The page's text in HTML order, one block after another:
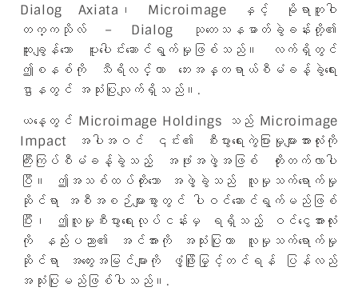
Dialog Axiata၊ Microimage နှင့် မိုရာတူဝါ
တက္ကသိုလ် – Dialog သုတေသနဓာတ်ခွဲခန်းတို့၏
ထူးချွန်သော ပူးပေါင်းဆောင်ရွက်မှုဖြစ်သည်။ လက်ရှိတွင်
ဤစနစ်ကို သီရိလင်္ကာ ဘေးအန္တရာယ်စီမံခန့်ခွဲရေး
ဌာနတွင် အသုံးပြုလျက်ရှိသည်။.
ယနေ့တွင် Microimage Holdings သည် Microimage
Impact အပါအဝင် ၎င်း၏ စီးပွားရေးကွဲပြားမှုများအားလုံးကို
ကြီးကြပ်စီမံခန့်ခွဲသည့် အဖုံးအဖွဲ့အဖြစ် တိုးတက်လာပါ
ပြီ။ ဤအသစ်ထပ်တိုးသော အဖွဲ့ခွဲသည် လူမှုသက်ရောက်မှု
ဆိုင်ရာ အစီအစဉ်များစွာတွင် ပါဝင်ဆောင်ရွက်မည်ဖြစ်
ပြီး၊ ဤလူမှုစီးပွားရေးလုပ်ငန်းမှ ရရှိသည့် ဝင်ငွေအားလုံး
ကို နည်းပညာ၏ အင်အားကို အသုံးပြုကာ လူမှုသက်ရောက်မှု
ဆိုင်ရာ အတွေးအမြင်များကို ဖွံ့ဖြိုးမြှင့်တင်ရန် ပြန်လည်
အသုံးပြုမည်ဖြစ်ပါသည်။.